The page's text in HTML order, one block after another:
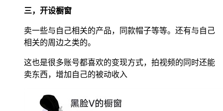
三，开设橱窗
卖一些与自己相关的产品，同款帽子等等。还有与自己
相关的周边之类的。
这也是很多账号都喜欢的变现方式，拍视频的同时还能
卖东西，增加自己的被动收入